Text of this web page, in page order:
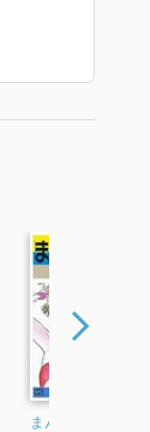
まんがサイエンス 1